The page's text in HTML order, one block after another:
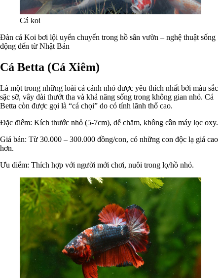
Cá koi
Đàn cá Koi bơi lội uyển chuyển trong hồ sân vườn – nghệ thuật sống
động đến từ Nhật Bản
Cá Betta (Cá Xiêm)
Là một trong những loài cá cảnh nhỏ được yêu thích nhất bởi màu sắc
sặc sỡ, vây dài thướt tha và khả năng sống trong không gian nhỏ. Cá
Betta còn được gọi là “cá chọi” do có tính lãnh thổ cao.
Đặc điểm: Kích thước nhỏ (5-7cm), dễ chăm, không cần máy lọc oxy.
Giá bán: Từ 30.000 – 300.000 đồng/con, có những con độc lạ giá cao
hơn.
Ưu điểm: Thích hợp với người mới chơi, nuôi trong lọ/hồ nhỏ.